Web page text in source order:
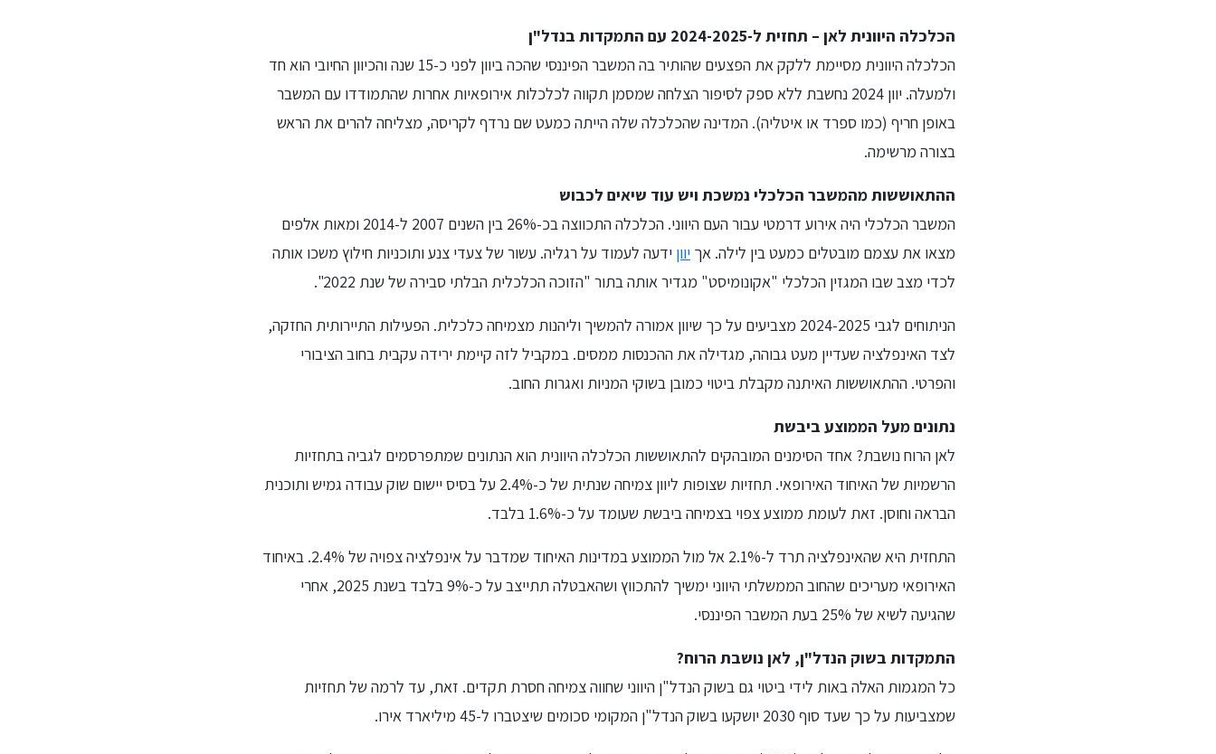
הכלכלה היוונית לאן – תחזית ל-2024-2025 עם התמקדות בנדל"ן
הכלכלה היוונית מסיימת ללקק את הפצעים שהותיר בה המשבר הפיננסי שהכה ביוון לפני כ-15 שנה והכיוון החיובי הוא חד
ולמעלה. יוון 2024 נחשבת ללא ספק לסיפור הצלחה שמסמן תקווה לכלכלות אירופאיות אחרות שהתמודדו עם המשבר
באופן חריף (כמו ספרד או איטליה). המדינה שהכלכלה שלה הייתה כמעט שם נרדף לקריסה, מצליחה להרים את הראש
בצורה מרשימה.
ההתאוששות מהמשבר הכלכלי נמשכת ויש עוד שיאים לכבוש
המשבר הכלכלי היה אירוע דרמטי עבור העם היווני. הכלכלה התכווצה בכ-26% בין השנים 2007 ל-2014 ומאות אלפים
מצאו את עצמם מובטלים כמעט בין לילה. אך יוון ידעה לעמוד על רגליה. עשור של צעדי צנע ותוכניות חילוץ משכו אותה
לכדי מצב שבו המגזין הכלכלי "אקונומיסט" מגדיר אותה בתור "הזוכה הכלכלית הבלתי סבירה של שנת 2022".
הניתוחים לגבי 2024-2025 מצביעים על כך שיוון אמורה להמשיך וליהנות מצמיחה כלכלית. הפעילות התיירותית החזקה,
לצד האינפלציה שעדיין מעט גבוהה, מגדילה את ההכנסות ממסים. במקביל לזה קיימת ירידה עקבית בחוב הציבורי
והפרטי. ההתאוששות האיתנה מקבלת ביטוי כמובן בשוקי המניות ואגרות החוב.
נתונים מעל הממוצע ביבשת
לאן הרוח נושבת? אחד הסימנים המובהקים להתאוששות הכלכלה היוונית הוא הנתונים שמתפרסמים לגביה בתחזיות
הרשמיות של האיחוד האירופאי. תחזיות שצופות ליוון צמיחה שנתית של כ-2.4% על בסיס יישום שוק עבודה גמיש ותוכנית
הבראה וחוסן. זאת לעומת ממוצע צפוי בצמיחה ביבשת שעומד על כ-1.6% בלבד.
התחזית היא שהאינפלציה תרד ל-2.1% אל מול הממוצע במדינות האיחוד שמדבר על אינפלציה צפויה של 2.4%. באיחוד
האירופאי מעריכים שהחוב הממשלתי היווני ימשיך להתכווץ ושהאבטלה תתייצב על כ-9% בלבד בשנת 2025, אחרי
שהגיעה לשיא של 25% בעת המשבר הפיננסי.
התמקדות בשוק הנדל"ן, לאן נושבת הרוח?
כל המגמות האלה באות לידי ביטוי גם בשוק הנדל"ן היווני שחווה צמיחה חסרת תקדים. זאת, עד לרמה של תחזיות
שמצביעות על כך שעד סוף 2030 יושקעו בשוק הנדל"ן המקומי סכומים שיצטברו ל-45 מיליארד אירו.